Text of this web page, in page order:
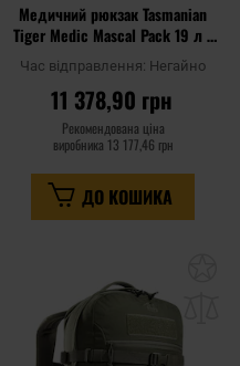
Медичний рюкзак Tasmanian
Tiger Medic Mascal Pack 19 л -
Coyote Brown
Час відправлення: Негайно
11 378,90 грн
Рекомендована ціна
виробника 13 177,46 грн
ДО КОШИКА
списку
уподобань